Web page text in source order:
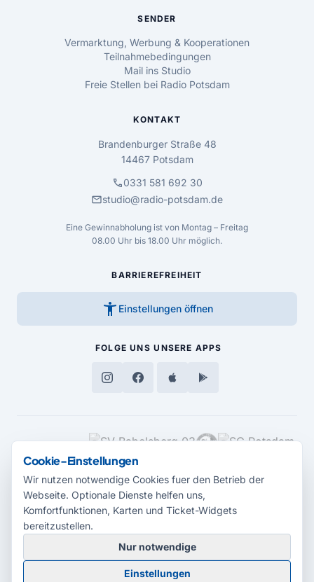
SENDER
Vermarktung, Werbung & Kooperationen
Teilnahmebedingungen
Mail ins Studio
Freie Stellen bei Radio Potsdam
KONTAKT
Brandenburger Straße 48
14467 Potsdam
call0331 581 692 30
mailstudio@radio-potsdam.de
Eine Gewinnabholung ist von Montag – Freitag
08.00 Uhr bis 18.00 Uhr möglich.
BARRIEREFREIHEIT
accessibility_new Einstellungen öffnen
FOLGE UNS UNSERE APPS
MEDIENPARTNER
© 2026 Radio Potsdam. Webseite entwickelt durch dieMedienagentur
Babelsberg
Cookie-Einstellungen
Wir nutzen notwendige Cookies fuer den Betrieb der
Webseite. Optionale Dienste helfen uns,
Komfortfunktionen, Karten und Ticket-Widgets
bereitzustellen.
Nur notwendige
Einstellungen